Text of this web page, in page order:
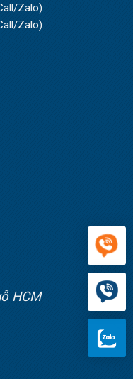
Zalo)
Zalo)
HCM